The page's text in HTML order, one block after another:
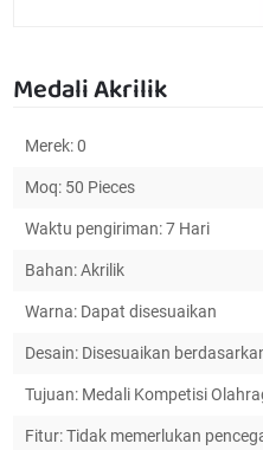
Medali Akrilik
Merek: 0
Moq: 50 Pieces
Waktu pengiriman: 7 Hari
Bahan: Akrilik
Warna: Dapat disesuaikan
Desain: Disesuaikan
Tujuan: Medali Kompetisi
Fitur: Tidak memerlukan